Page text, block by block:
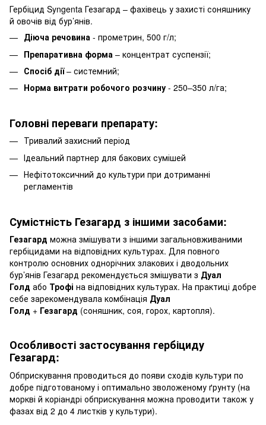
Гербіцид Syngenta Гезагард – фахівець у захисті соняшнику
й овочів від бур’янів.
Діюча речовина - прометрин, 500 г/л;
Препаративна форма – концентрат суспензії;
Спосіб дії– системний;
Норма витрати робочого розчину - 250–350 л/га;
Головні переваги препарату:
Тривалий захисний період
Ідеальний партнер для бакових сумішей
Нефітотоксичний до культури при дотриманні
регламентів
Сумістність Гезагард з іншими засобами:
Гезагард можна змішувати з іншими загальновживаними
гербіцидами на відповідних культурах. Для повного
контролю основних однорічних злакових і дводольних
бур’янів Гезагард рекомендується змішувати з Дуал
Голд або Трофі на відповідних культурах. На практиці добре
себе зарекомендувала комбінація Дуал
Голд + Гезагард (соняшник, соя, горох, картопля).
Особливості застосування гербіциду
Гезагард:
Обприскування проводиться до появи сходів культури по
добре підготованому і оптимально зволоженому ґрунту (на
моркві й коріандрі обприскування можна проводити також у
фазах від 2 до 4 листків у культури).